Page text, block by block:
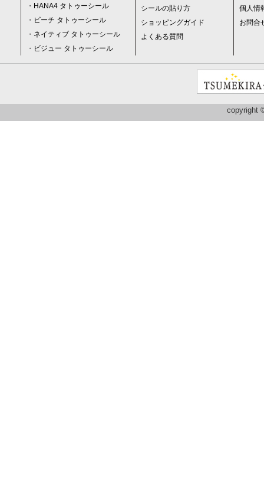
・ HANA4 タトゥーシール
・ ビーチ タトゥーシール
・ ネイティブ タトゥーシール
・ ビジュー タトゥーシール
シールの貼り方
ショッピングガイド
よくある質問
個人情
お問合
copyright